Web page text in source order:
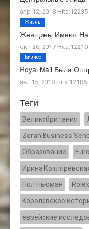
апр 12, 2018 Hits:12235
Женщины Имеют На
окт 26, 2017 Hits:12210
Жизнь
Royal Mail Была
авг 15, 2018 Hits:12185
Бизнес
Теги
Великобритания
Zerah Business
Образование
Ирина
Пол Ньюман
Kоролевское
еврейские